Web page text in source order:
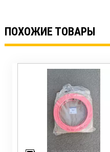
ПОХОЖИЕ ТОВАРЫ